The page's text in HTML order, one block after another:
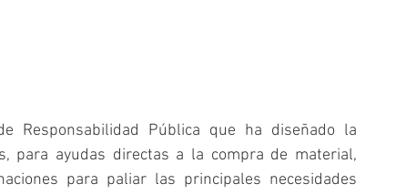
Responsabilidad Pública que ha diseñado la
para ayudas directas a la compra de material,
para paliar las principales necesidades